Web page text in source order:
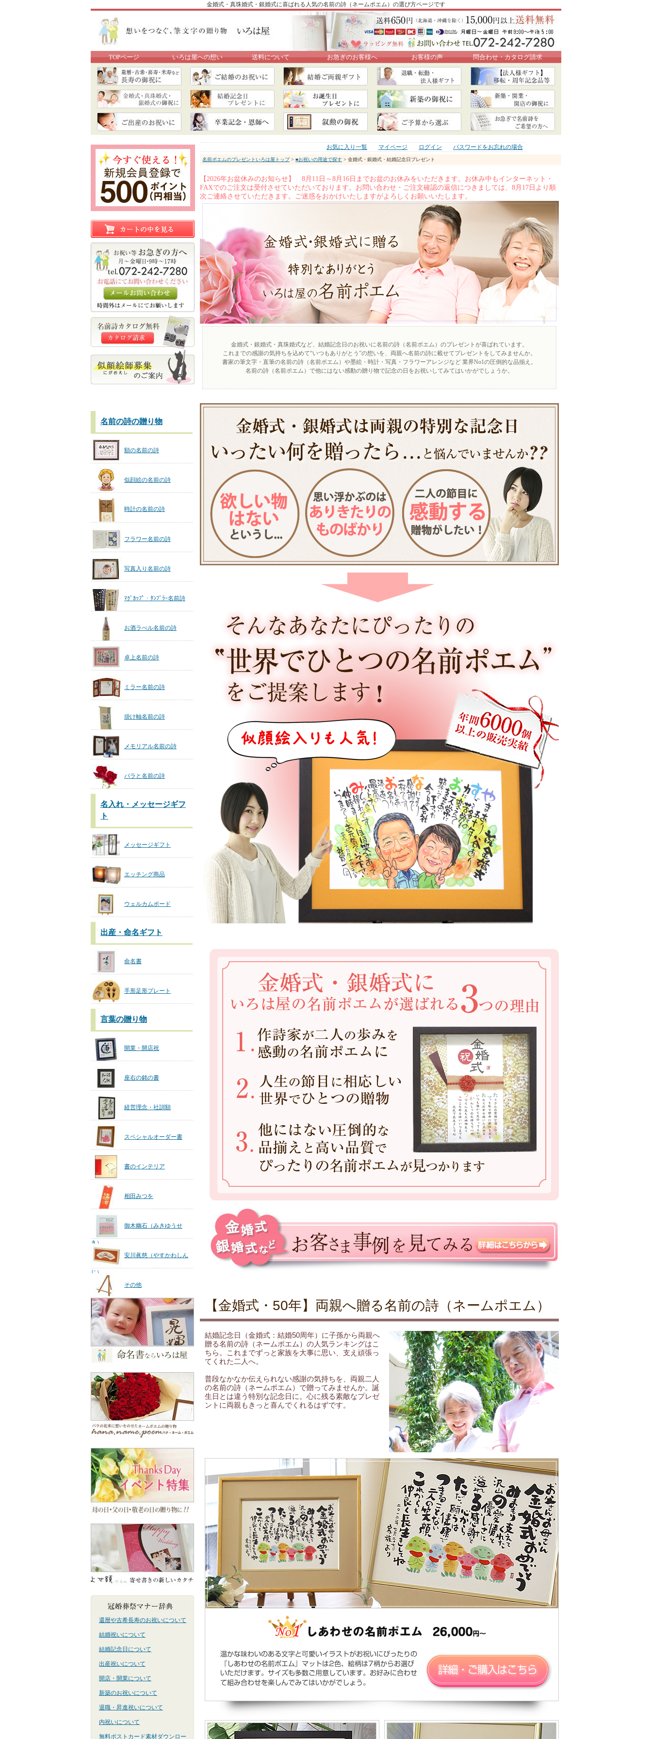
金婚式・真珠婚式・銀婚式に喜ばれる人気の名前の詩（ネームポエム）の選び方ページです
TOPページ いろは屋への想い 送料について お急ぎのお客様へ お客様の声 問合わせ・カタログ請求
名前の詩の贈り物
額の名前の詩
似顔絵の名前の詩
時計の名前の詩
フラワー名前の詩
写真入り名前の詩
ﾏｸﾞｶｯﾌﾟ・ﾀﾝﾌﾞﾗｰ名前詩
お酒ラべル名前の詩
卓上名前の詩
ミラー名前の詩
掛け軸名前の詩
メモリアル名前の詩
バラと名前の詩
名入れ・メッセージギフ
ト
メッセージギフト
エッチング商品
ウェルカムボード
出産・命名ギフト
命名書
手形足形プレート
言葉の贈り物
開業・開店祝
座右の銘の書
経営理念・社訓額
スペシャルオーダー書
書のインテリア
相田みつを
御木幽石（みきゆうせ
き）
安川眞慈（やすかわしん
じ）
その他
還暦や古希長寿のお祝いについて
結婚祝いについて
結婚記念日について
出産祝いについて
開店・開業について
新築のお祝いについて
退職・昇進祝いについて
内祝いについて
無料ポストカード素材ダウンロー
お気に入り一覧 マイページ ログイン パスワードをお忘れの場合
名前ポエムのプレゼントいろは屋トップ> ■お祝いの用途で探す > 金婚式・銀婚式・結婚記念日プレゼント
【2026年お盆休みのお知らせ】 8月11日～8月16日までお盆のお休みをいただきます。お休み中もインターネット・
FAXでのご注文は受付させていただいております。お問い合わせ・ご注文確認の返信につきましては、8月17日より順
次ご連絡させていただきます。ご迷惑をおかけいたしますがよろしくお願いいたします。
金婚式・銀婚式・真珠婚式など、結婚記念日のお祝いに名前の詩（名前ポエム）のプレゼントが喜ばれています。
これまでの感謝の気持ちを込めて“いつもありがとう”の想いを、両親へ名前の詩に載せてプレゼントをしてみませんか。
書家の筆文字・直筆の名前の詩（名前ポエム）や墨絵・時計・写真・フラワーアレンジなど 業界No1の圧倒的な品揃え。
名前の詩（名前ポエム）で他にはない感動の贈り物で記念の日をお祝いしてみてはいかがでしょうか。
【金婚式・50年】両親へ贈る名前の詩（ネームポエム）
結婚記念日（金婚式：結婚50周年）に子孫から両親へ
贈る名前の詩（ネームポエム）の人気ランキングはこ
ちら。これまでずっと家族を大事に思い、支え頑張っ
てくれた二人へ。
普段なかなか伝えられない感謝の気持ちを、両親二人
の名前の詩（ネームポエム）で贈ってみませんか。誕
生日とは違う特別な記念日に。心に残る素敵なプレゼ
ントに両親もきっと喜んでくれるはずです。